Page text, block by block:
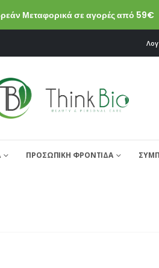
Μεταφορικά σε αγορές από 59€
ΠΡΟΣΩΠΙΚΗ ΦΡΟΝΤΙΔΑ